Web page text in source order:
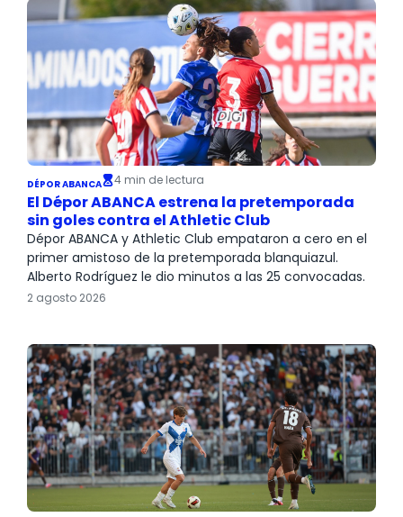
DÉPOR ABANCA 4 min de lectura
El Dépor ABANCA estrena la pretemporada
sin goles contra el Athletic Club
Dépor ABANCA y Athletic Club empataron a cero en el
primer amistoso de la pretemporada blanquiazul.
Alberto Rodríguez le dio minutos a las 25 convocadas.
2 agosto 2026